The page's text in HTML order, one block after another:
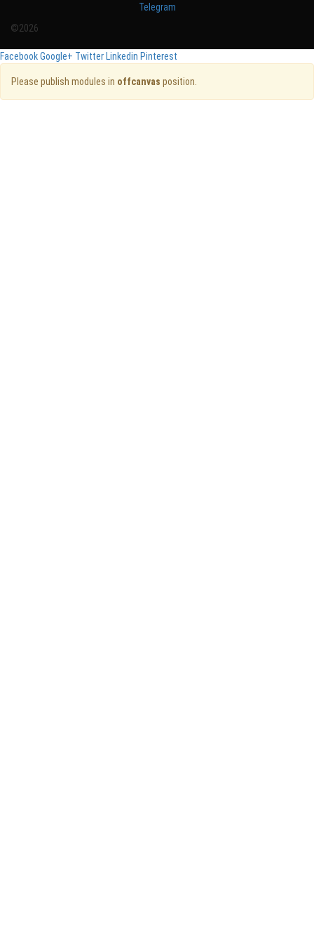
Telegram
©2026
FacebookGoogle+ Twitter Linkedin Pinterest
Please publish modules in offcanvas position.